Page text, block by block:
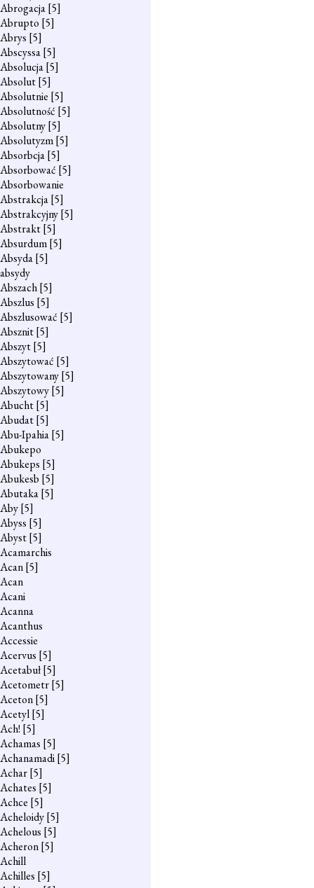
Abrogacja[5]
Abrupto [5]
Abrys [5]
Abscyssa[5]
Absolucja[5]
Absolut[5]
Absolutnie [5]
Absolutność [5]
Absolutny[5]
Absolutyzm[5]
Absorbcja[5]
Absorbować [5]
Absorbowanie
Abstrakcja[5]
Abstrakcyjny[5]
Abstrakt[5]
Absurdum[5]
Absyda[5]
absydy
Abszach[5]
Abszlus [5]
Abszlusować [5]
Absznit[5]
Abszyt[5]
Abszytować [5]
Abszytowany[5]
Abszytowy[5]
Abucht[5]
Abudat[5]
Abu-Ipahia[5]
Abukepo
Abukeps [5]
Abukesb [5]
Abutaka[5]
Aby[5]
Abyss [5]
Abyst[5]
Acamarchis
Acan[5]
Acan
Acani
Acanna
Acanthus
Accessie
Acervus [5]
Acetabuł[5]
Acetometr[5]
Aceton[5]
Acetyl[5]
Ach! [5]
Achamas [5]
Achanamadi[5]
Achar[5]
Achates [5]
Achce [5]
Acheloidy[5]
Achelous [5]
Acheron[5]
Achill
Achilles [5]